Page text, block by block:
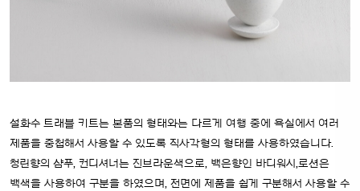
설화수 트래블 키트는 본품의 형태와는 다르게 여행 중에 욕실에서 여러
제품을 중첩해서 사용할 수 있도록 직사각형의 형태를 사용하였습니다.
청린향의 샴푸, 컨디셔너는 진브라운색으로, 백은향인 바디워시,로션은
백색을 사용하여 구분을 하였으며, 전면에 제품을 쉽게 구분해서 사용할 수